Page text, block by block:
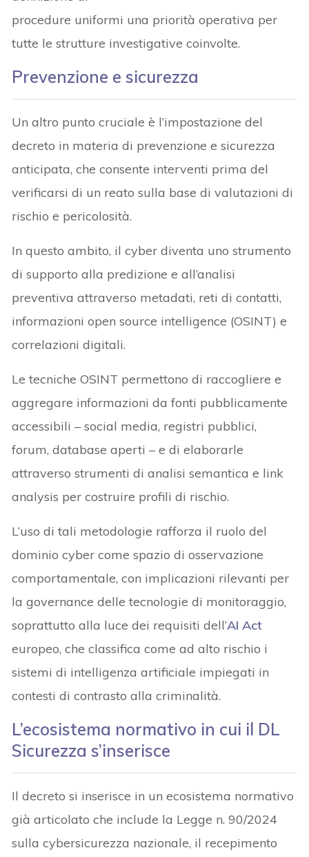
procedure uniformi una priorità operativa per
tutte le strutture investigative coinvolte.
Prevenzione e sicurezza
Un altro punto cruciale è l’impostazione del
decreto in materia di prevenzione e sicurezza
anticipata, che consente interventi prima del
verificarsi di un reato sulla base di valutazioni di
rischio e pericolosità.
In questo ambito, il cyber diventa uno strumento
di supporto alla predizione e all’analisi
preventiva attraverso metadati, reti di contatti,
informazioni open source intelligence (OSINT) e
correlazioni digitali.
Le tecniche OSINT permettono di raccogliere e
aggregare informazioni da fonti pubblicamente
accessibili – social media, registri pubblici,
forum, database aperti – e di elaborarle
attraverso strumenti di analisi semantica e link
analysis per costruire profili di rischio.
L’uso di tali metodologie rafforza il ruolo del
dominio cyber come spazio di osservazione
comportamentale, con implicazioni rilevanti per
la governance delle tecnologie di monitoraggio,
soprattutto alla luce dei requisiti dell’AI Act
europeo, che classifica come ad alto rischio i
sistemi di intelligenza artificiale impiegati in
contesti di contrasto alla criminalità.
L’ecosistema normativo in cui il DL
Sicurezza s’inserisce
Il decreto si inserisce in un ecosistema normativo
già articolato che include la Legge n. 90/2024
sulla cybersicurezza nazionale, il recepimento